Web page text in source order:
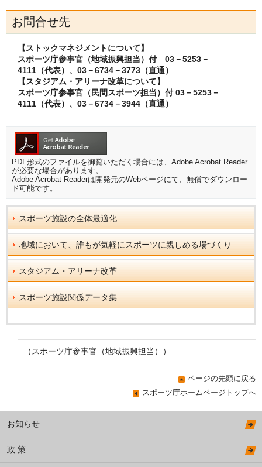
お問合せ先
【ストックマネジメントについて】
スポーツ庁参事官（地域振興担当）付 03－5253－
4111（代表）、03－6734－3773（直通）
【スタジアム・アリーナ改革について】
スポーツ庁参事官（民間スポーツ担当）付 03－5253－
4111（代表）、03－6734－3944（直通）
PDF形式のファイルを御覧いただく場合には、Adobe Acrobat Reader
が必要な場合があります。
Adobe Acrobat Readerは開発元のWebページにて、無償でダウンロー
ド可能です。
スポーツ施設の全体最適化
地域において、誰もが気軽にスポーツに親しめる場づくり
スタジアム・アリーナ改革
スポーツ施設関係データ集
（スポーツ庁参事官（地域振興担当））
ページの先頭に戻る
スポーツ庁ホームページトップへ
お知らせ
政 策